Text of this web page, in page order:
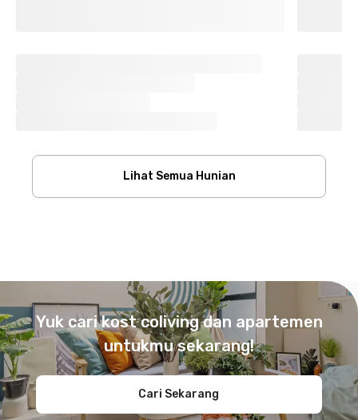
Lihat Semua Hunian
Yuk cari kost coliving dan apartemen
untukmu sekarang!
Cari Sekarang